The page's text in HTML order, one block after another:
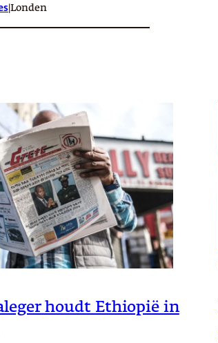
Londen
houdt Ethiopië in